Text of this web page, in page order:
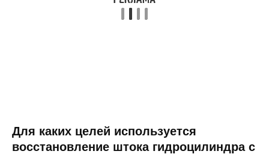
Для каких целей используется
восстановление штока гидроцилиндра с